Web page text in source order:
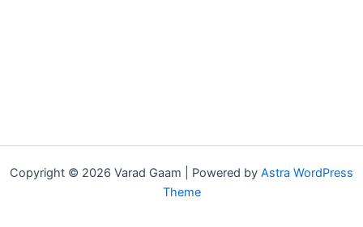
Copyright © 2026 Varad Gaam | Powered by Astra WordPress
Theme